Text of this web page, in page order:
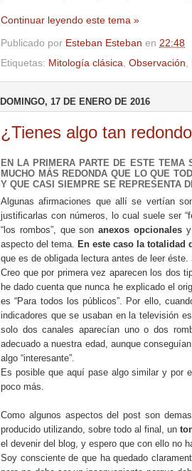
Continuar leyendo este tema »
Publicado por Esteban Esteban en 22:48
Etiquetas: Mitología clásica Observación
DOMINGO, 17 DE ENERO DE 2016
¿Tienes algo tan
EN LA PRIMERA PARTE DE ESTE TEMA
MUCHO MÁS REDONDA QUE LO QUE
Y QUE CASI SIEMPRE SE REPRESENTA
Algunas afirmaciones que allí se vertían
justificarlas con números, lo cual suele ser
“los rombos”, que sonanexos opcionales
aspecto del tema. En este caso la totalidad
que es de obligada lectura antes de leer
Creo que por primera vez aparecen los dos
he dado cuenta que nunca he explicado el
es “Para todos los públicos”. Por ello,
indicadores que se usaban en la televisión
solo dos canales aparecían uno o dos
adecuado a nuestra edad, aunque
algo “interesante”.
Es posible que aquí pase algo similar y por
poco más.
Como algunos aspectos del post son
producido utilizando, sobre todo al final, un
el devenir del blog, y espero que con ello no
Soy consciente de que ha quedado